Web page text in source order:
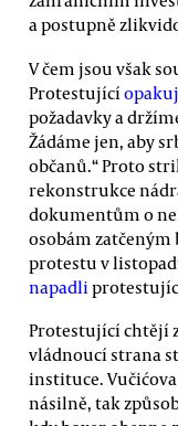
a postupně
V čem jsou však
Protestující
požadavky a
Žádáme jen, aby
občanů.“ Proto
rekonstrukce
dokumentům o
osobám
protestu v
napadli
Protestující chtějí
vládnoucí strana
instituce.
násilně, tak